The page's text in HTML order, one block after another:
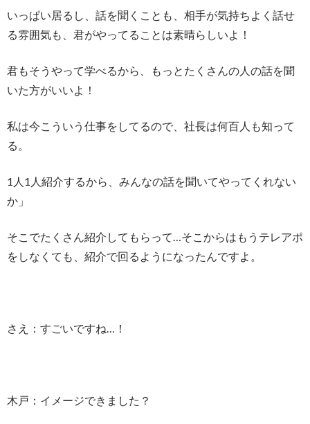
いっぱい居るし、話を聞くことも、相手が気持ちよく話せ
る雰囲気も、君がやってることは素晴らしいよ！
君もそうやって学べるから、もっとたくさんの人の話を聞
いた方がいいよ！
私は今こういう仕事をしてるので、社長は何百人も知って
る。
1人1人紹介するから、みんなの話を聞いてやってくれない
か」
そこでたくさん紹介してもらって…そこからはもうテレアポ
をしなくても、紹介で回るようになったんですよ。
さえ：すごいですね…！
木戸：イメージできました？